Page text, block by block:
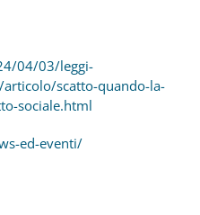
04/03/leggi-
scatto-quando-la-
sociale.html
ed-eventi/